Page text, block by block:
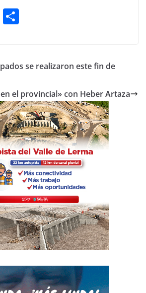
W
p
tir
se realizaron este fin de
el provincial» con Heber Artaza